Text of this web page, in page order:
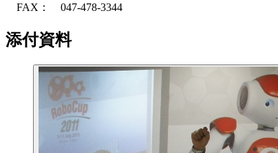
FAX： 047-478-3344
添付資料